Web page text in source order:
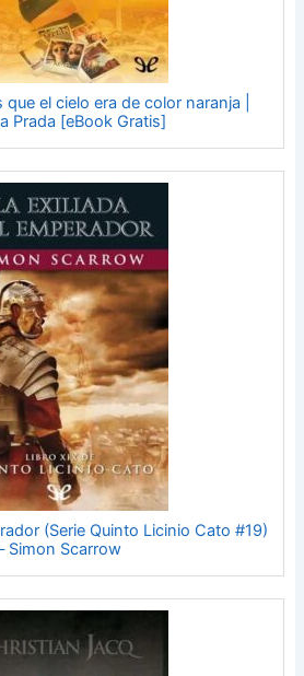
el cielo era de color naranja |
Prada [eBook Gratis]
(Serie Quinto Licinio Cato #19)
Simon Scarrow